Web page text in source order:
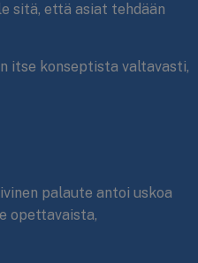
sitä, että asiat tehdään
itse konseptista valtavasti,
palaute antoi uskoa
opettavaista,